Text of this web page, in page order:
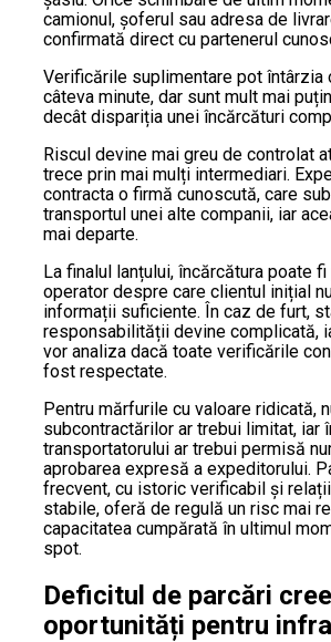
camionul, șoferul sau adresa de
confirmată direct cu partenerul
Verificările suplimentare pot întârzia
câteva minute, dar sunt mult mai
decât dispariția unei încărcături
Riscul devine mai greu de controlat
trece prin mai mulți intermediari.
contracta o firmă cunoscută, care
transportul unei alte companii, iar
mai departe.
La finalul lanțului, încărcătura poate
operator despre care clientul inițial
informații suficiente. În caz de furt,
responsabilității devine complicată,
vor analiza dacă toate verificările
fost respectate.
Pentru mărfurile cu valoare ridicată,
subcontractărilor ar trebui limitat, iar
transportatorului ar trebui permisă
aprobarea expresă a expeditorului.
frecvent, cu istoric verificabil și
stabile, oferă de regulă un risc mai
capacitatea cumpărată în ultimul
spot.
Deficitul de parcări
oportunități pentru